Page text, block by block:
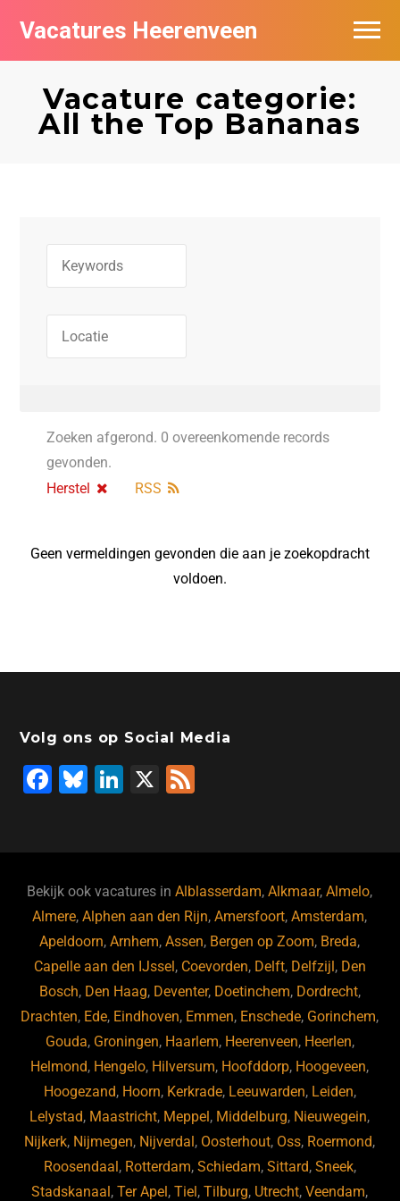
Vacatures Heerenveen
Vacature categorie:
All the Top Bananas
Zoeken afgerond. 0 overeenkomende records
gevonden.
Herstel
RSS
Geen vermeldingen gevonden die aan je zoekopdracht
voldoen.
Volg ons op Social Media
F
b
o
o
k
Bl
ky
Li
dI
n
X
Bekijk ook vacatures inAlblasserdam,Alkmaar,Almelo,
Almere,Alphen aan den Rijn,Amersfoort,Amsterdam,
Apeldoorn,Arnhem,Assen, Bergen op Zoom, Breda,
Capelle aan den IJssel , Coevorden, Delft, Delfzijl , Den
Bosch, Den Haag, Deventer, Doetinchem, Dordrecht,
Drachten, Ede, Eindhoven, Emmen, Enschede, Gorinchem,
Gouda, Groningen, Haarlem, Heerenveen, Heerlen,
Helmond, Hengelo, Hilversum, Hoofddorp, Hoogeveen,
Hoogezand, Hoorn, Kerkrade, Leeuwarden, Leiden,
Lelystad, Maastricht, Meppel , Middelburg, Nieuwegein,
Nijkerk, Nijmegen, Nijverdal , Oosterhout, Oss, Roermond,
Roosendaal , Rotterdam, Schiedam, Sittard, Sneek,
Stadskanaal ,Ter Apel ,Tiel ,Tilburg, Utrecht,Veendam,
Vacatures per bedrijf
De populairste vacatures in Heerenveen